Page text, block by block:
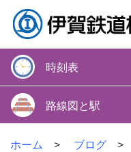
時刻表
路線図と駅
ホーム
ブログ